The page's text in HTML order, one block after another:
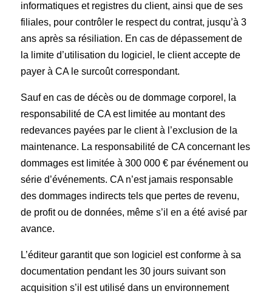
informatiques et registres du client, ainsi que de ses
filiales, pour contrôler le respect du contrat, jusqu’à 3
ans après sa résiliation. En cas de dépassement de
la limite d’utilisation du logiciel, le client accepte de
payer à CA le surcoût correspondant.
Sauf en cas de décès ou de dommage corporel, la
responsabilité de CA est limitée au montant des
redevances payées par le client à l’exclusion de la
maintenance. La responsabilité de CA concernant les
dommages est limitée à 300 000 € par événement ou
série d’événements. CA n’est jamais responsable
des dommages indirects tels que pertes de revenu,
de profit ou de données, même s’il en a été avisé par
avance.
L’éditeur garantit que son logiciel est conforme à sa
documentation pendant les 30 jours suivant son
acquisition s’il est utilisé dans un environnement